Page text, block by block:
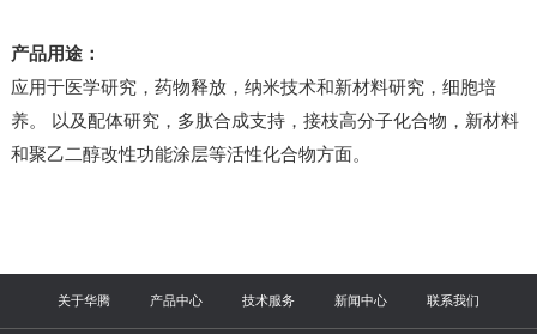
产品用途：
应用于医学研究，药物释放，纳米技术和新材料研究，细胞培
养。 以及配体研究，多肽合成支持，接枝高分子化合物，新材料
和聚乙二醇改性功能涂层等活性化合物方面。
关于华腾 产品中心 技术服务 新闻中心 联系我们